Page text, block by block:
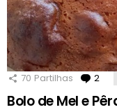
70 Partilhas 2
Bolo de Mel e